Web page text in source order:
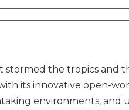
stormed the tropics and
its innovative open-
environments, and